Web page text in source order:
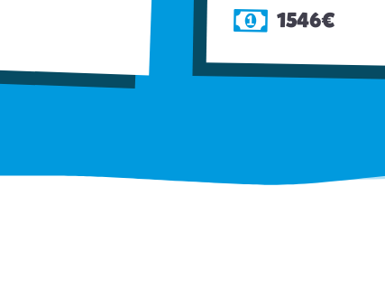
1546€